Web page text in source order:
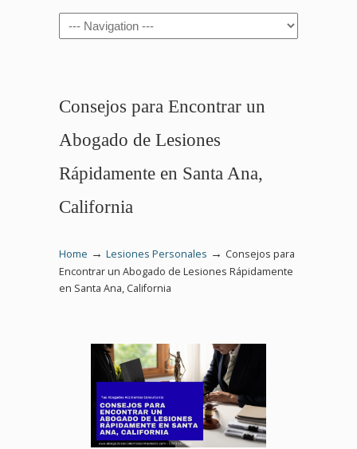
Navigation
Consejos para Encontrar un
Abogado de Lesiones
Rápidamente en Santa Ana,
California
Home → Lesiones Personales → Consejos para
Encontrar un Abogado de Lesiones Rápidamente
en Santa Ana, California